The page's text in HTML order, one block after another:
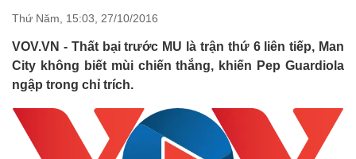
Nhận diện sự thật
Việc làm
Biển đảo
Thứ Năm, 15:03, 27/10/2016
VOV.VN - Thất bại trước MU là trận thứ 6 liên tiếp, Man
City không biết mùi chiến thắng, khiến Pep Guardiola
ngập trong chỉ trích.